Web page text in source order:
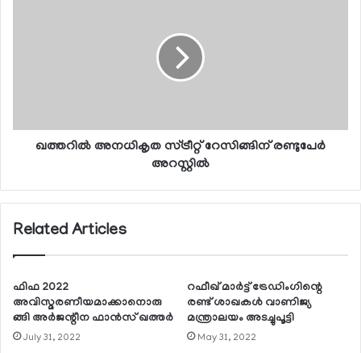
ഖത്തറില്‍ അനധികൃത സ്ട്രീറ്റ് റേസിങ്ങിന് രണ്ടുപേര്‍
അറസ്റ്റില്‍
Related Articles
ഫിഫ 2022
അവിസ്മരണീയമാക്കാനൊരു
ങ്ങി അര്‍ജന്റീന ഫാന്‍സ് ഖത്തര്‍
July 31, 2022
റഫീഖ് മാര്‍ട്ട് ട്രേഡിംഗിന്റെ
രണ്ട് ശാഖകള്‍ വാണിജ്യ
മന്ത്രാലയം അടച്ചുപൂട്ടി
May 31, 2022